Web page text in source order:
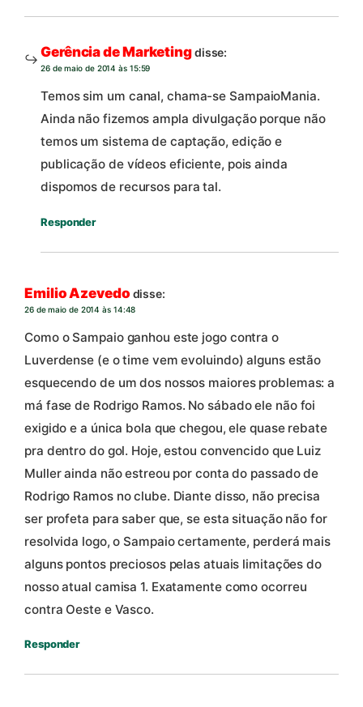
Gerência de Marketingdisse:
26 de maio de 2014 às 15:59
Temos sim um canal, chama-se SampaioMania.
Ainda não fizemos ampla divulgação porque não
temos um sistema de captação, edição e
publicação de vídeos eficiente, pois ainda
dispomos de recursos para tal.
Responder
Emilio Azevedo disse:
26 de maio de 2014 às 14:48
Como o Sampaio ganhou este jogo contra o
Luverdense (e o time vem evoluindo) alguns estão
esquecendo de um dos nossos maiores problemas: a
má fase de Rodrigo Ramos. No sábado ele não foi
exigido e a única bola que chegou, ele quase rebate
pra dentro do gol. Hoje, estou convencido que Luiz
Muller ainda não estreou por conta do passado de
Rodrigo Ramos no clube. Diante disso, não precisa
ser profeta para saber que, se esta situação não for
resolvida logo, o Sampaio certamente, perderá mais
alguns pontos preciosos pelas atuais limitações do
nosso atual camisa 1. Exatamente como ocorreu
contra Oeste e Vasco.
Responder